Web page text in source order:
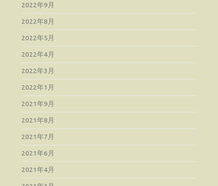
2022年9月
2022年8月
2022年5月
2022年4月
2022年3月
2022年1月
2021年9月
2021年8月
2021年7月
2021年6月
2021年4月